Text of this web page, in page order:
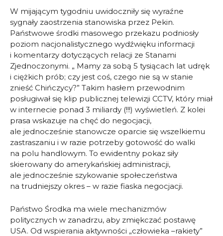
W mijającym tygodniu uwidoczniły się wyraźne
sygnały zaostrzenia stanowiska przez Pekin.
Państwowe środki masowego przekazu podniosły
poziom nacjonalistycznego wydźwięku informacji
i komentarzy dotyczących relacji ze Stanami
Zjednoczonymi. „ Mamy za sobą 5 tysiącach lat udręk
i ciężkich prób; czy jest coś, czego nie są w stanie
znieść Chińczycy?” Takim hasłem przewodnim
posługiwał się klip publicznej telewizji CCTV, który miał
w internecie ponad 3 miliardy (!!!) wyświetleń. Z kolei
prasa wskazuje na chęć do negocjacji,
ale jednocześnie stanowcze oparcie się wszelkiemu
zastraszaniu i w razie potrzeby gotowość do walki
na polu handlowym. To ewidentny pokaz siły
skierowany do amerykańskiej administracji,
ale jednocześnie szykowanie społeczeństwa
na trudniejszy okres – w razie fiaska negocjacji.
Państwo Środka ma wiele mechanizmów
politycznych w zanadrzu, aby zmiękczać postawę
USA. Od wspierania aktywności „człowieka –rakiety”